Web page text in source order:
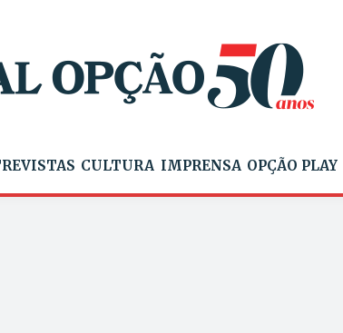
CULTURA IMPRENSA OPÇÃO PLAY